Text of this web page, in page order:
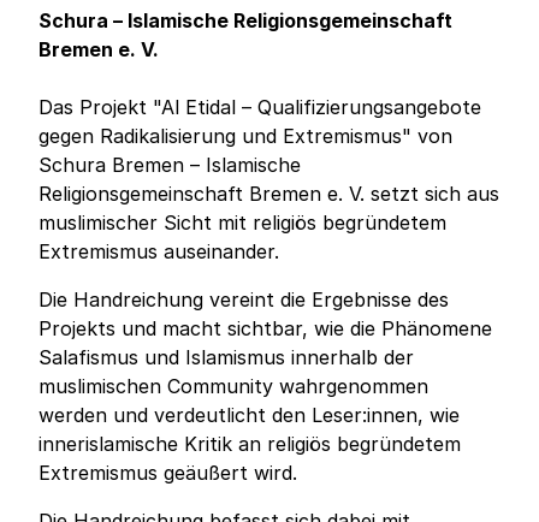
Schura – Islamische Religionsgemeinschaft
Bremen e. V.
Das Projekt "Al Etidal – Qualifizierungsangebote
gegen Radikalisierung und Extremismus" von
Schura Bremen – Islamische
Religionsgemeinschaft Bremen e. V. setzt sich aus
muslimischer Sicht mit religiös begründetem
Extremismus auseinander.
Die Handreichung vereint die Ergebnisse des
Projekts und macht sichtbar, wie die Phänomene
Salafismus und Islamismus innerhalb der
muslimischen Community wahrgenommen
werden und verdeutlicht den Leser:innen, wie
innerislamische Kritik an religiös begründetem
Extremismus geäußert wird.